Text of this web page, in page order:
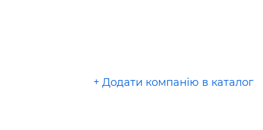
+ Додати компанію в каталог